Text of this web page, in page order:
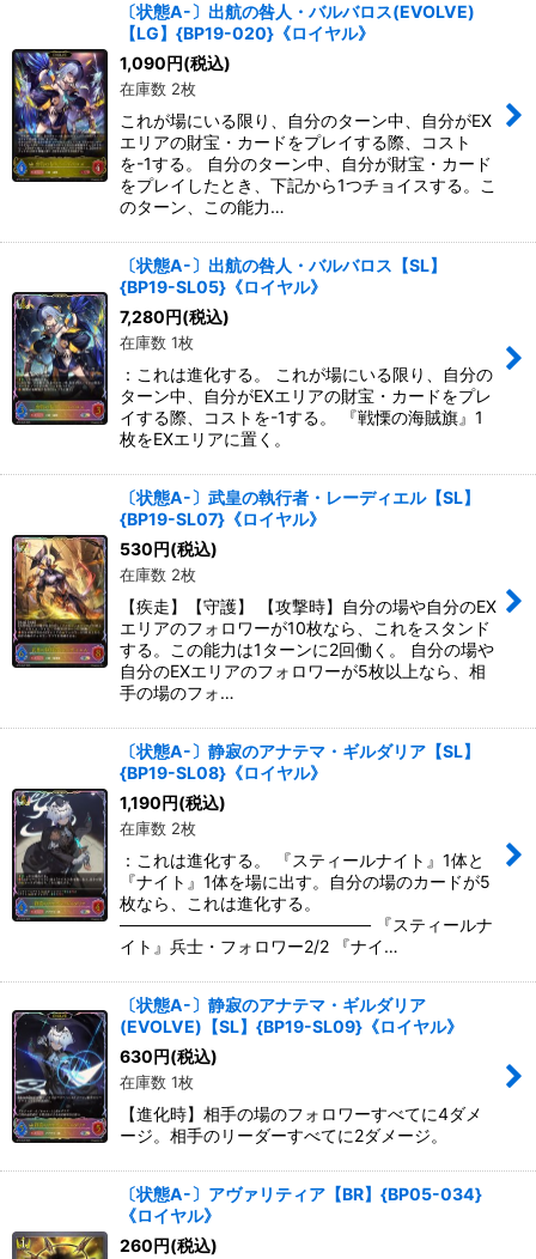
〔状態A-〕出航の咎人・バルバロス(EVOLVE)
【LG】{BP19-020}《ロイヤル》
1,090円(税込)
在庫数 2枚
これが場にいる限り、自分のターン中、自分がEX
エリアの財宝・カードをプレイする際、コスト
を-1する。 自分のターン中、自分が財宝・カード
をプレイしたとき、下記から1つチョイスする。こ
のターン、この能力…
〔状態A-〕出航の咎人・バルバロス【SL】
{BP19-SL05}《ロイヤル》
7,280円(税込)
在庫数 1枚
：これは進化する。 これが場にいる限り、自分の
ターン中、自分がEXエリアの財宝・カードをプレ
イする際、コストを-1する。 『戦慄の海賊旗』1
枚をEXエリアに置く。
〔状態A-〕武皇の執行者・レーディエル【SL】
{BP19-SL07}《ロイヤル》
530円(税込)
在庫数 2枚
【疾走】【守護】 【攻撃時】自分の場や自分のEX
エリアのフォロワーが10枚なら、これをスタンド
する。この能力は1ターンに2回働く。 自分の場や
自分のEXエリアのフォロワーが5枚以上なら、相
手の場のフォ…
〔状態A-〕静寂のアナテマ・ギルダリア【SL】
{BP19-SL08}《ロイヤル》
1,190円(税込)
在庫数 2枚
：これは進化する。 『スティールナイト』1体と
『ナイト』1体を場に出す。自分の場のカードが5
枚なら、これは進化する。
――――――――――――――― 『スティールナ
イト』兵士・フォロワー2/2 『ナイ…
〔状態A-〕静寂のアナテマ・ギルダリア
(EVOLVE)【SL】{BP19-SL09}《ロイヤル》
630円(税込)
在庫数 1枚
【進化時】相手の場のフォロワーすべてに4ダメ
ージ。相手のリーダーすべてに2ダメージ。
〔状態A-〕アヴァリティア【BR】{BP05-034}
《ロイヤル》
260円(税込)